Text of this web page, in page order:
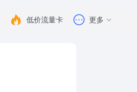
低价流量卡 更多